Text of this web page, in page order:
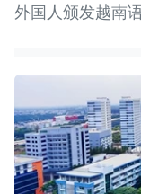
外国人颁发越南语